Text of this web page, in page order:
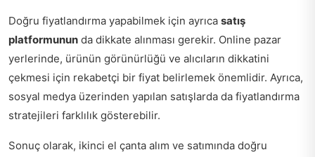
Doğru fiyatlandırma yapabilmek için ayrıca satış
platformunun da dikkate alınması gerekir. Online pazar
yerlerinde, ürünün görünürlüğü ve alıcıların dikkatini
çekmesi için rekabetçi bir fiyat belirlemek önemlidir. Ayrıca,
sosyal medya üzerinden yapılan satışlarda da fiyatlandırma
stratejileri farklılık gösterebilir.
Sonuç olarak, ikinci el çanta alım ve satımında doğru